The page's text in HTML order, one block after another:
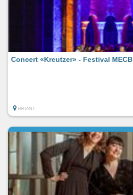
Concert «Kreutzer» - Festival MECB
BRIANT